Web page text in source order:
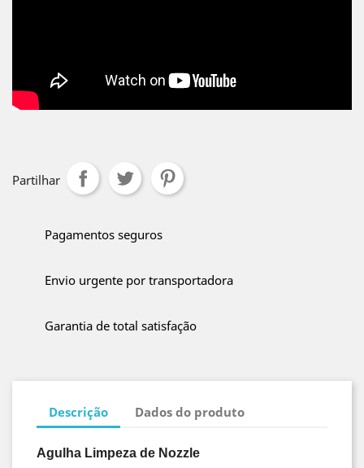
Partilhar
Pagamentos seguros
Envio urgente por transportadora
Garantia de total satisfação
Descrição Dados do produto
Agulha Limpeza de Nozzle